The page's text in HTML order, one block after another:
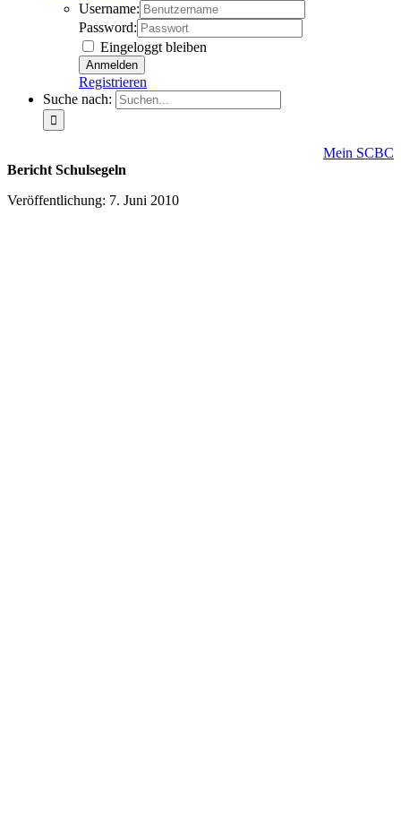
Username:
Password:
Eingeloggt bleiben
Registrieren
Suche nach:
Mein SCBC
Bericht Schulsegeln
Veröffentlichung: 7. Juni 2010